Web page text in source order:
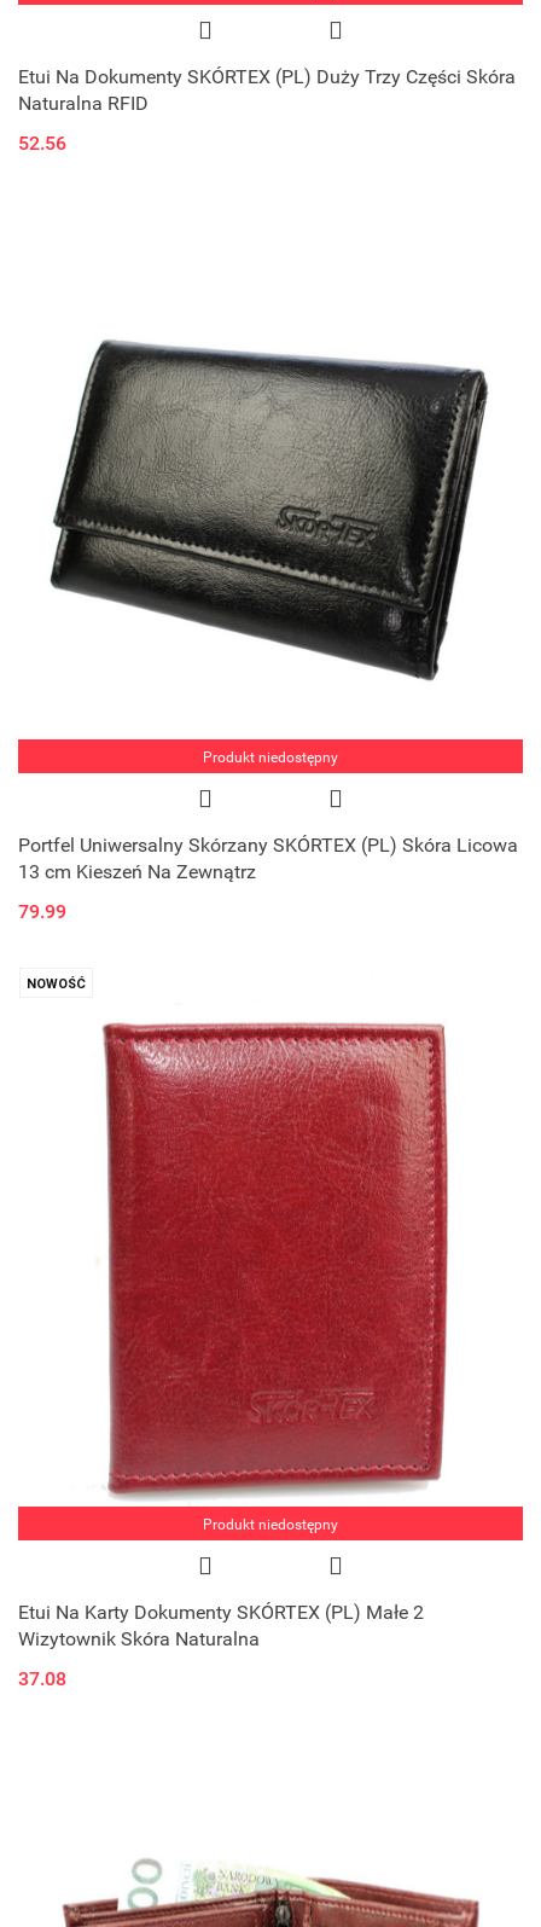
Etui Na Dokumenty SKÓRTEX (PL) Duży Trzy Części Skóra
Naturalna RFID
52.56
Produkt niedostępny
Portfel Uniwersalny Skórzany SKÓRTEX (PL) Skóra Licowa
13 cm Kieszeń Na Zewnątrz
79.99
NOWOŚĆ
Produkt niedostępny
Etui Na Karty Dokumenty SKÓRTEX (PL) Małe 2
Wizytownik Skóra Naturalna
37.08